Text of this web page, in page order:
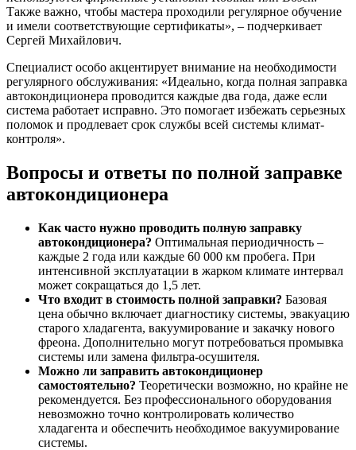
Также важно, чтобы мастера проходили регулярное обучение
и имели соответствующие сертификаты», – подчеркивает
Сергей Михайлович.
Специалист особо акцентирует внимание на необходимости
регулярного обслуживания: «Идеально, когда полная заправка
автокондиционера проводится каждые два года, даже если
система работает исправно. Это помогает избежать серьезных
поломок и продлевает срок службы всей системы климат-
контроля».
Вопросы и ответы по полной заправке
автокондиционера
Как часто нужно проводить полную заправку
автокондиционера? Оптимальная периодичность –
каждые 2 года или каждые 60 000 км пробега. При
интенсивной эксплуатации в жарком климате интервал
может сокращаться до 1,5 лет.
Что входит в стоимость полной заправки? Базовая
цена обычно включает диагностику системы, эвакуацию
старого хладагента, вакуумирование и закачку нового
фреона. Дополнительно могут потребоваться промывка
системы или замена фильтра-осушителя.
Можно ли заправить автокондиционер
самостоятельно? Теоретически возможно, но крайне не
рекомендуется. Без профессионального оборудования
невозможно точно контролировать количество
хладагента и обеспечить необходимое вакуумирование
системы.